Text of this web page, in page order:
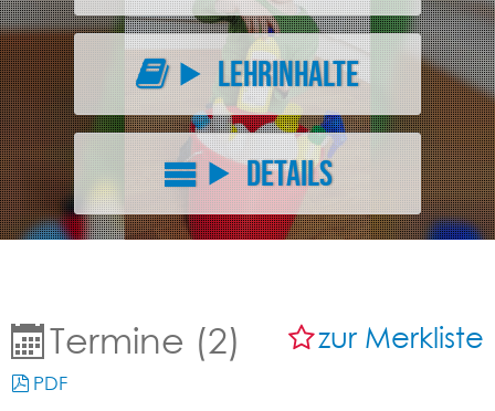
Lehrinhalte
Details
zur Merkliste
Termine (2)
PDF